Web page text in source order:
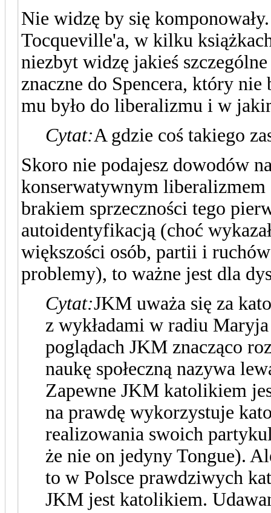
Nie widzę by się
Tocqueville'a, w kilku
niezbyt widzę jakieś
znaczne do Spencera, który
mu było do liberalizmu i w
Cytat:A gdzie coś takiego
Skoro nie podajesz dowodów
konserwatywnym
brakiem sprzeczności tego
autoidentyfikacją (choć
większości osób, partii i
problemy), to ważne jest dla
Cytat:JKM uważa się za
z wykładami w radiu
poglądach JKM znacząco
naukę społeczną nazywa
Zapewne JKM katolikiem
na prawdę wykorzystuje
realizowania swoich
że nie on jedyny Tongue).
to w Polsce prawdziwych
JKM jest katolikiem.